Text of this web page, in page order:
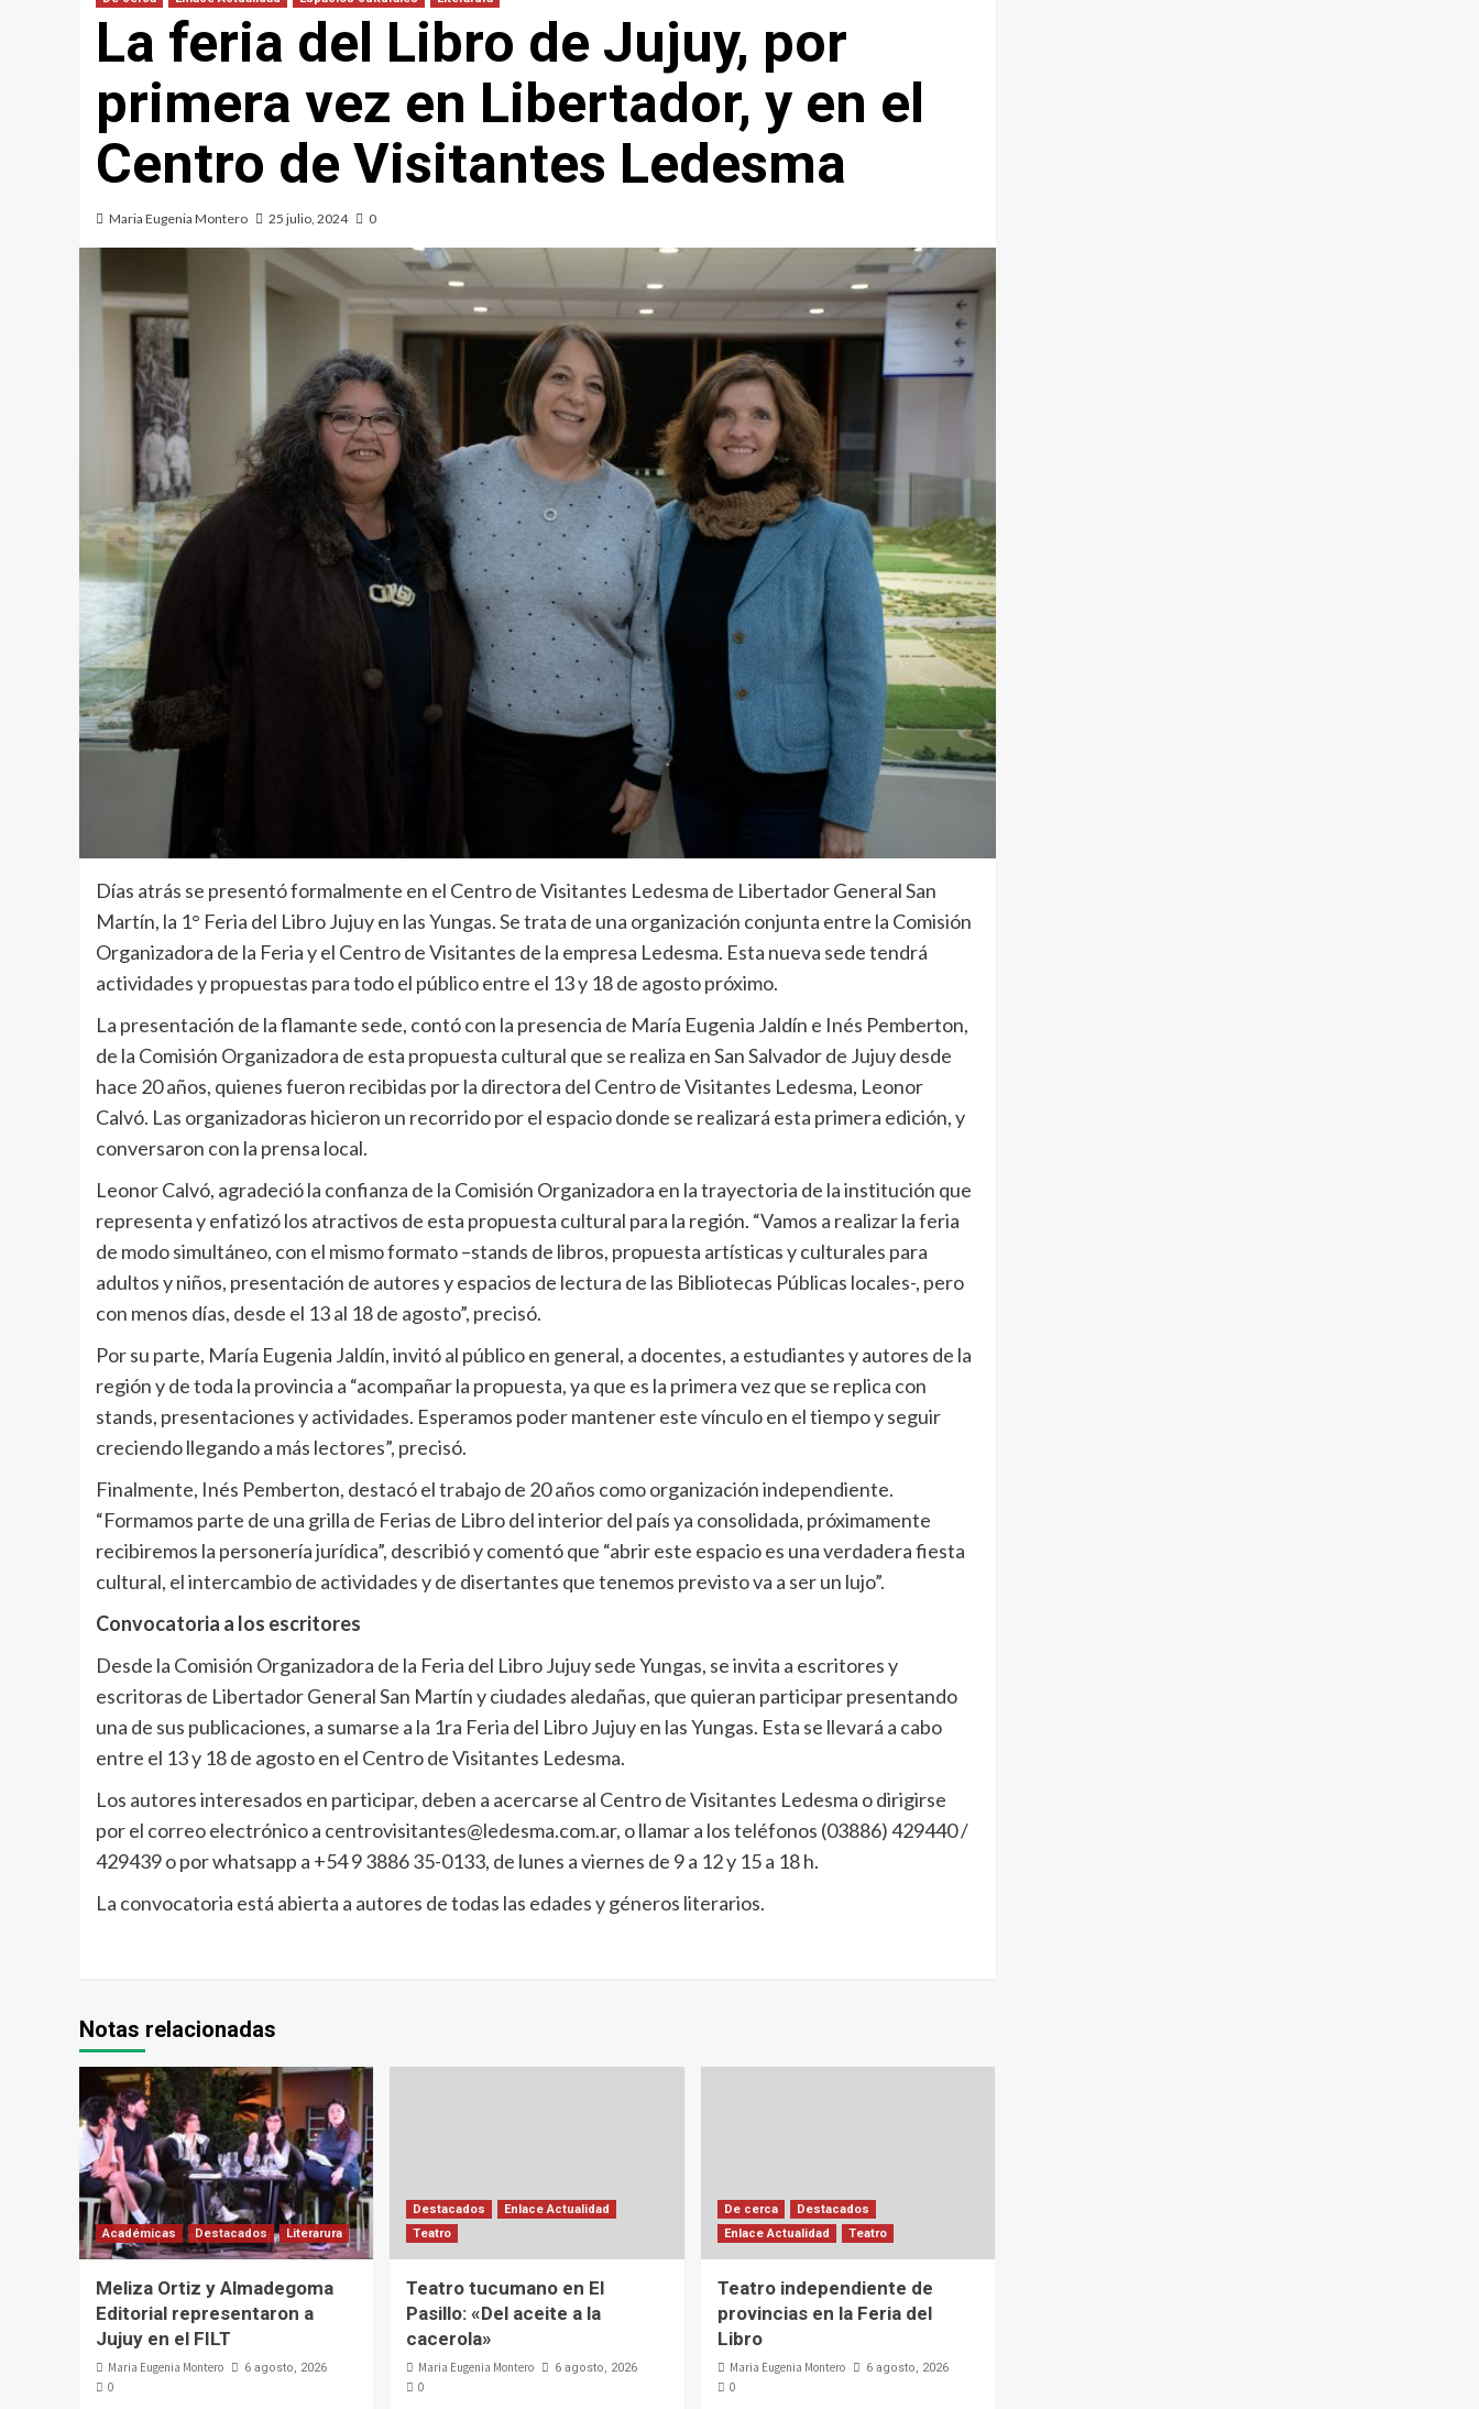
La feria del Libro de Jujuy, por
primera vez en Libertador, y en el
Centro de Visitantes Ledesma
Maria Eugenia Montero 25 julio, 2024 0
Días atrás se presentó formalmente en el Centro de Visitantes Ledesma de Libertador General San
Martín, la 1° Feria del Libro Jujuy en las Yungas. Se trata de una organización conjunta entre la Comisión
Organizadora de la Feria y el Centro de Visitantes de la empresa Ledesma. Esta nueva sede tendrá
actividades y propuestas para todo el público entre el 13 y 18 de agosto próximo.
La presentación de la flamante sede, contó con la presencia de María Eugenia Jaldín e Inés Pemberton,
de la Comisión Organizadora de esta propuesta cultural que se realiza en San Salvador de Jujuy desde
hace 20 años, quienes fueron recibidas por la directora del Centro de Visitantes Ledesma, Leonor
Calvó. Las organizadoras hicieron un recorrido por el espacio donde se realizará esta primera edición, y
conversaron con la prensa local.
Leonor Calvó, agradeció la confianza de la Comisión Organizadora en la trayectoria de la institución que
representa y enfatizó los atractivos de esta propuesta cultural para la región. “Vamos a realizar la feria
de modo simultáneo, con el mismo formato –stands de libros, propuesta artísticas y culturales para
adultos y niños, presentación de autores y espacios de lectura de las Bibliotecas Públicas locales-, pero
con menos días, desde el 13 al 18 de agosto”, precisó.
Por su parte, María Eugenia Jaldín, invitó al público en general, a docentes, a estudiantes y autores de la
región y de toda la provincia a “acompañar la propuesta, ya que es la primera vez que se replica con
stands, presentaciones y actividades. Esperamos poder mantener este vínculo en el tiempo y seguir
creciendo llegando a más lectores”, precisó.
Finalmente, Inés Pemberton, destacó el trabajo de 20 años como organización independiente.
“Formamos parte de una grilla de Ferias de Libro del interior del país ya consolidada, próximamente
recibiremos la personería jurídica”, describió y comentó que “abrir este espacio es una verdadera fiesta
cultural, el intercambio de actividades y de disertantes que tenemos previsto va a ser un lujo”.
Convocatoria a los escritores
Desde la Comisión Organizadora de la Feria del Libro Jujuy sede Yungas, se invita a escritores y
escritoras de Libertador General San Martín y ciudades aledañas, que quieran participar presentando
una de sus publicaciones, a sumarse a la 1ra Feria del Libro Jujuy en las Yungas. Esta se llevará a cabo
entre el 13 y 18 de agosto en el Centro de Visitantes Ledesma.
Los autores interesados en participar, deben a acercarse al Centro de Visitantes Ledesma o dirigirse
por el correo electrónico a centrovisitantes@ledesma.com.ar, o llamar a los teléfonos (03886) 429440 /
429439 o por whatsapp a +54 9 3886 35-0133, de lunes a viernes de 9 a 12 y 15 a 18 h.
La convocatoria está abierta a autores de todas las edades y géneros literarios.
Notas relacionadas
Académicas Destacados Literarura
Meliza Ortiz y Almadegoma
Editorial representaron a
Jujuy en el FILT
Maria Eugenia Montero 6 agosto, 2026
0
Destacados
Enlace Actualidad
Teatro
Teatro tucumano en El
Pasillo: «Del aceite a la
cacerola»
Maria Eugenia Montero 6 agosto, 2026
0
De cerca
Destacados
Enlace Actualidad
Teatro
Teatro independiente de
provincias en la Feria del
Libro
Maria Eugenia Montero 6 agosto, 2026
0